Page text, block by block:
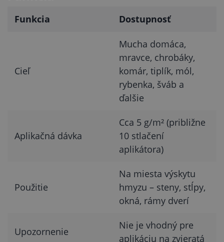
Funkcia Dostupnosť
Cieľ
Mucha domáca,
mravce, chrobáky,
komár, tiplík, mól,
rybenka, šváb a
ďalšie
Aplikačná dávka
Cca 5 g/m² (približne
10 stlačení
aplikátora)
Použitie
Na miesta výskytu
hmyzu – steny, stĺpy,
okná, rámy dverí
Upozornenie
Nie je vhodný pre
aplikáciu na zvieratá